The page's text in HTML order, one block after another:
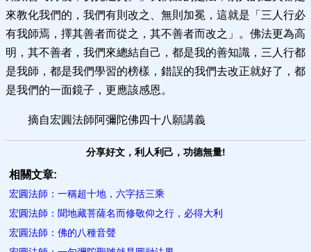
來教化我們的，我們有則改之、無則加冕，這就是「三人行必
有我師焉，擇其善者而從之，其不善者而改之」。佛法更為高
明，其不善者，我們來總結自己，都是我的善知識，三人行都
是我師，都是我們學習的榜樣，錯誤的我們去改正就好了，都
是我們的一面鏡子，更應該感恩。
摘自宏圓法師阿彌陀佛四十八願講義
分享好文，利人利己，功德無量!
相關文章:
宏圓法師：一稱超十地，六字括三乘
宏圓法師：聞地藏菩薩名而修敬仰之行，必得大利
宏圓法師：佛的八種音聲